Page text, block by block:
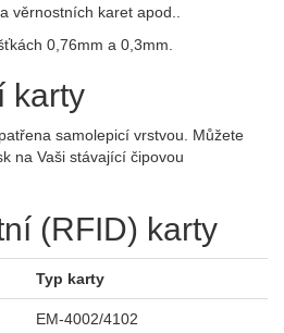
věrnostních karet apod..
0,76mm a 0,3mm.
karty
samolepicí vrstvou. Můžete
na Vaši stávající čipovou
(RFID) karty
Typ karty
EM-4002/4102